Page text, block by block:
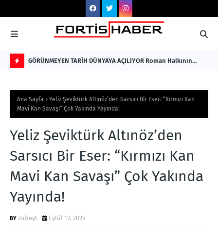
L
A
S
H
GÖRÜNMEYEN TARİH DÜNYAYA AÇILIYOR Roman Halkının
Buluştu
Ana Sayfa
Yeliz Şeviktürk Altınöz’den Sarsıcı Bir Eser: “Kırmızı Kan
Mavi Kan Savaşı” Çok Yakında Yayında!
Yeliz Şeviktürk Altınöz’den
Sarsıcı Bir Eser: “Kırmızı Kan
Mavi Kan Savaşı” Çok Yakında
Yayında!
zubeyt Eylül 12, 2025